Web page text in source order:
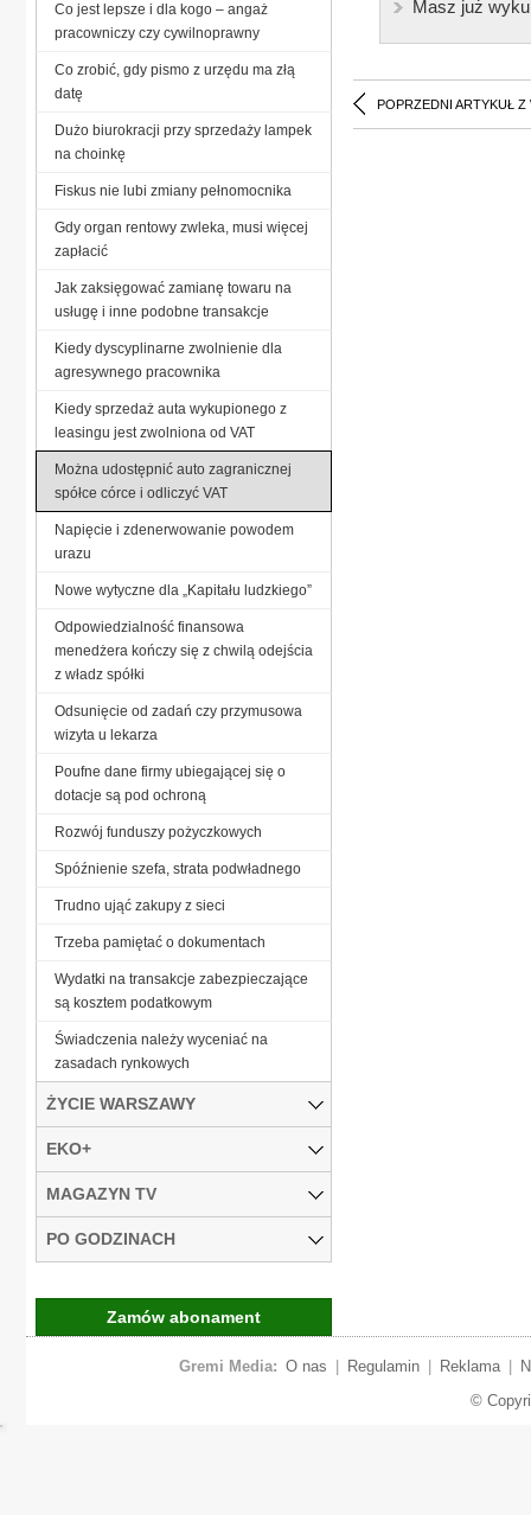
Masz już
POPRZEDNI ARTYKUŁ Z
Co jest lepsze i dla kogo – angaż
pracowniczy czy cywilnoprawny
Co zrobić, gdy pismo z urzędu ma złą
datę
Dużo biurokracji przy sprzedaży lampek
na choinkę
Fiskus nie lubi zmiany pełnomocnika
Gdy organ rentowy zwleka, musi więcej
zapłacić
Jak zaksięgować zamianę towaru na
usługę i inne podobne transakcje
Kiedy dyscyplinarne zwolnienie dla
agresywnego pracownika
Kiedy sprzedaż auta wykupionego z
leasingu jest zwolniona od VAT
Można udostępnić auto zagranicznej
spółce córce i odliczyć VAT
Napięcie i zdenerwowanie powodem
urazu
Nowe wytyczne dla „Kapitału ludzkiego”
Odpowiedzialność finansowa
menedżera kończy się z chwilą odejścia
z władz spółki
Odsunięcie od zadań czy przymusowa
wizyta u lekarza
Poufne dane firmy ubiegającej się o
dotacje są pod ochroną
Rozwój funduszy pożyczkowych
Spóźnienie szefa, strata podwładnego
Trudno ująć zakupy z sieci
Trzeba pamiętać o dokumentach
Wydatki na transakcje zabezpieczające
są kosztem podatkowym
Świadczenia należy wyceniać na
zasadach rynkowych
ŻYCIE WARSZAWY
EKO+
MAGAZYN TV
PO GODZINACH
Zamów abonament
Gremi Media: O nas Regulamin Reklama
©